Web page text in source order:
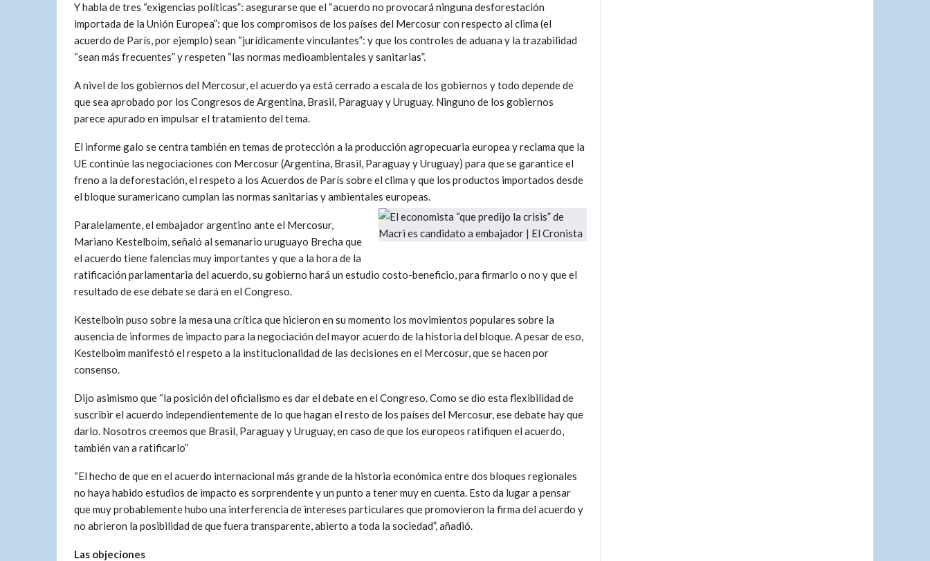
Y habla de tres “exigencias políticas”: asegurarse que el “acuerdo no provocará ninguna desforestación
importada de la Unión Europea”: que los compromisos de los países del Mercosur con respecto al clima (el
acuerdo de París, por ejemplo) sean “jurídicamente vinculantes”: y que los controles de aduana y la trazabilidad
“sean más frecuentes” y respeten “las normas medioambientales y sanitarias”.
A nivel de los gobiernos del Mercosur, el acuerdo ya está cerrado a escala de los gobiernos y todo depende de
que sea aprobado por los Congresos de Argentina, Brasil, Paraguay y Uruguay. Ninguno de los gobiernos
parece apurado en impulsar el tratamiento del tema.
El informe galo se centra también en temas de protección a la producción agropecuaria europea y reclama que la
UE continúe las negociaciones con Mercosur (Argentina, Brasil, Paraguay y Uruguay) para que se garantice el
freno a la deforestación, el respeto a los Acuerdos de París sobre el clima y que los productos importados desde
el bloque suramericano cumplan las normas sanitarias y ambientales europeas.
Paralelamente, el embajador argentino ante el Mercosur,
Mariano Kestelboim, señaló al semanario uruguayo Brecha que
el acuerdo tiene falencias muy importantes y que a la hora de la
ratificación parlamentaria del acuerdo, su gobierno hará un estudio costo-beneficio, para firmarlo o no y que el
resultado de ese debate se dará en el Congreso.
Kestelboin puso sobre la mesa una crítica que hicieron en su momento los movimientos populares sobre la
ausencia de informes de impacto para la negociación del mayor acuerdo de la historia del bloque. A pesar de eso,
Kestelboim manifestó el respeto a la institucionalidad de las decisiones en el Mercosur, que se hacen por
consenso.
Dijo asimismo que “la posición del oficialismo es dar el debate en el Congreso. Como se dio esta flexibilidad de
suscribir el acuerdo independientemente de lo que hagan el resto de los países del Mercosur, ese debate hay que
darlo. Nosotros creemos que Brasil, Paraguay y Uruguay, en caso de que los europeos ratifiquen el acuerdo,
también van a ratificarlo”
“El hecho de que en el acuerdo internacional más grande de la historia económica entre dos bloques regionales
no haya habido estudios de impacto es sorprendente y un punto a tener muy en cuenta. Esto da lugar a pensar
que muy probablemente hubo una interferencia de intereses particulares que promovieron la firma del acuerdo y
no abrieron la posibilidad de que fuera transparente, abierto a toda la sociedad”, añadió.
Las objeciones